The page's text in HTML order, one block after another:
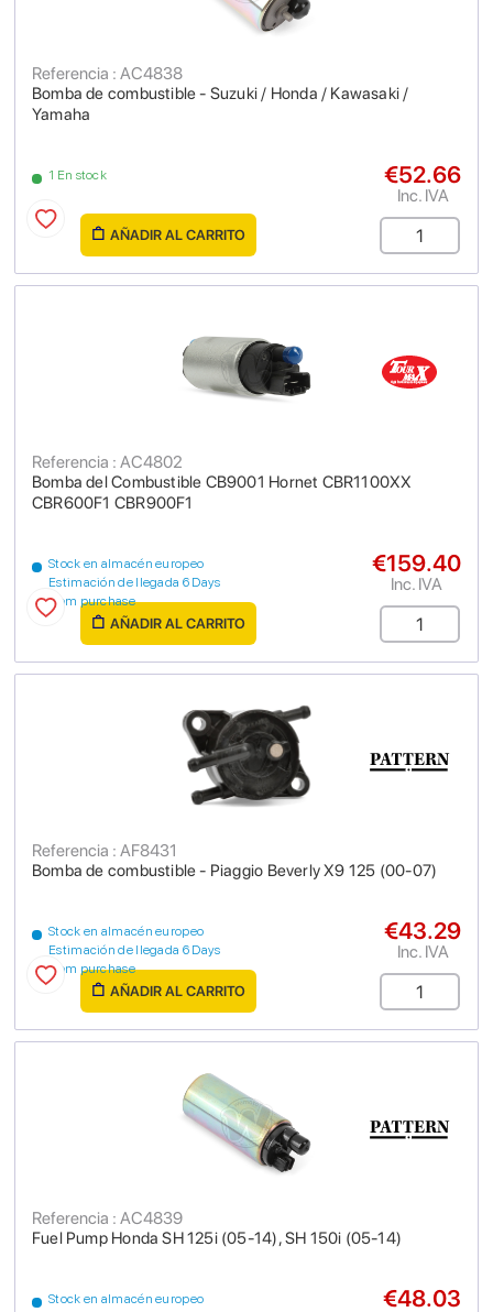
Bomba de combustible - Suzuki / Honda / Kawasaki /
Yamaha
Referencia : AC4838
1 En stock €52.66
Inc. IVA
AÑADIR AL CARRITO
Bomba del Combustible CB9001 Hornet CBR1100XX
CBR600F1 CBR900F1
Referencia : AC4802
Stock en almacén europeo
Estimación de llegada 6 Days
from purchase
€159.40
Inc. IVA
AÑADIR AL CARRITO
Bomba de combustible - Piaggio Beverly X9 125 (00-07)
Referencia : AF8431
Stock en almacén europeo
Estimación de llegada 6 Days
from purchase
€43.29
Inc. IVA
AÑADIR AL CARRITO
Fuel Pump Honda SH 125i (05-14), SH 150i (05-14)
Referencia : AC4839
Stock en almacén europeo
€48.03